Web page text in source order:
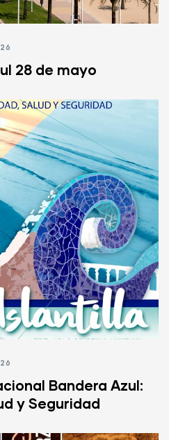
28 de mayo
Bandera Azul:
y Seguridad